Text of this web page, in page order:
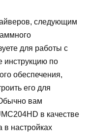
следующим
для работы с
инструкцию по
обеспечения,
его для
вам
в качестве
в настройках